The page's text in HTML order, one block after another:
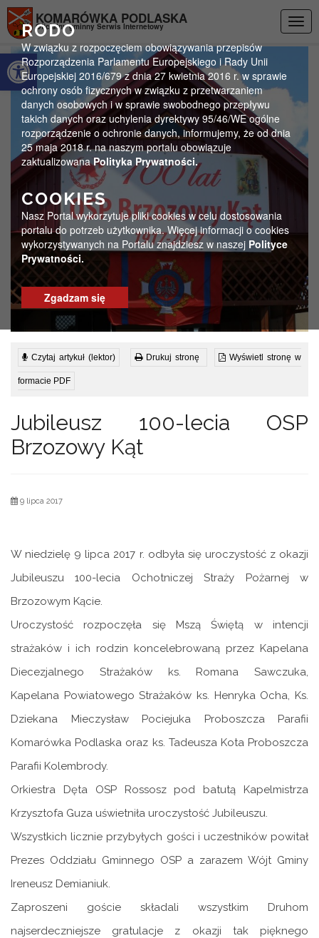
Otwórz pasek narzędzi
KOMARÓWKA PODLASKA
Oficjalny gminny Serwis Internetowy
Czytaj artykuł (lektor) Drukuj stronę Wyświetl stronę w
formacie PDF
Jubileusz 100-lecia OSP
Brzozowy Kąt
9 lipca 2017
W niedzielę 9 lipca 2017 r. odbyła się uroczystość z okazji
Jubileuszu 100-lecia Ochotniczej Straży Pożarnej w
Brzozowym Kącie.
Uroczystość rozpoczęła się Mszą Świętą w intencji
strażaków i ich rodzin koncelebrowaną przez Kapelana
Diecezjalnego Strażaków ks. Romana Sawczuka,
Kapelana Powiatowego Strażaków ks. Henryka Ocha, Ks.
Dziekana Mieczysław Pociejuka Proboszcza Parafii
Komarówka Podlaska oraz ks. Tadeusza Kota Proboszcza
Parafii Kolembrody.
Orkiestra Dęta OSP Rossosz pod batutą Kapelmistrza
Krzysztofa Guza uświetniła uroczystość Jubileuszu.
Wszystkich licznie przybyłych gości i uczestników powitał
Prezes Oddziału Gminnego OSP a zarazem Wójt Gminy
Ireneusz Demianiuk.
Zaproszeni goście składali wszystkim Druhom
najserdeczniejsze gratulacje z okazji tak pięknego
RODO
W związku z rozpoczęciem obowiązywania przepisów
Rozporządzenia Parlamentu Europejskiego i Rady Unii
Europejskiej 2016/679 z dnia 27 kwietnia 2016 r. w sprawie
ochrony osób fizycznych w związku z przetwarzaniem
danych osobowych i w sprawie swobodnego przepływu
takich danych oraz uchylenia dyrektywy 95/46/WE ogólne
rozporządzenie o ochronie danych, informujemy, że od dnia
25 maja 2018 r. na naszym portalu obowiązuje
zaktualizowanaPolityka Prywatności.
COOKIES
Nasz Portal wykorzytuje pliki cookies w celu dostosowania
portalu do potrzeb użytkownika. Więcej informacji o cookies
wykorzystywanych na Portalu znajdziesz w naszej Polityce
Prywatności.
Zgadzam się